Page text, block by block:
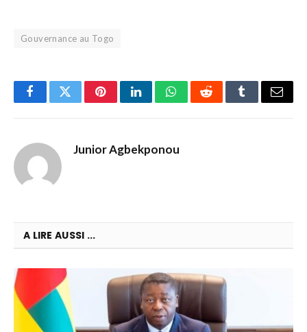
Gouvernance au Togo
FacebookTwitterPinterestLinkedInWhatsAppRedditTumblrEmail
Junior Agbekponou
A LIRE AUSSI ...